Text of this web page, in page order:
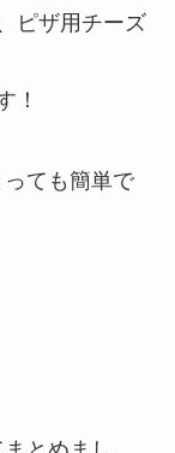
ピザ用チーズ
！
ても簡単で